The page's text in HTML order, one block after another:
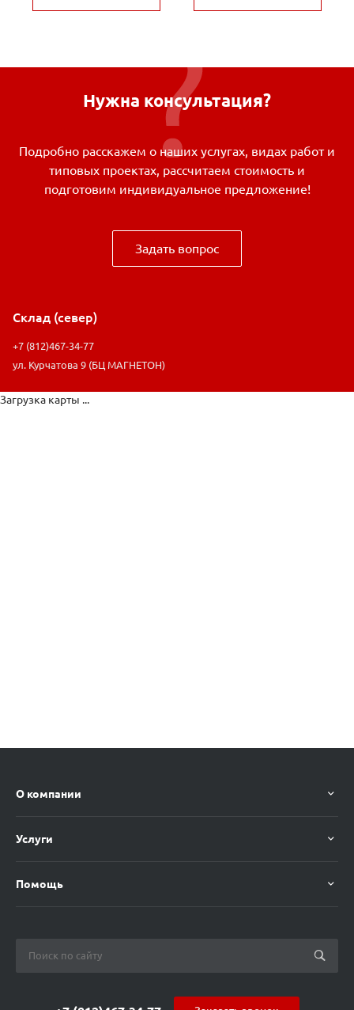
Нужна консультация?
Подробно расскажем о наших услугах, видах работ и
типовых проектах, рассчитаем стоимость и
подготовим индивидуальное предложение!
Задать вопрос
Склад (север)
+7 (812)467-34-77
ул. Курчатова 9 (БЦ МАГНЕТОН)
Загрузка карты ...
О компании
Услуги
Помощь